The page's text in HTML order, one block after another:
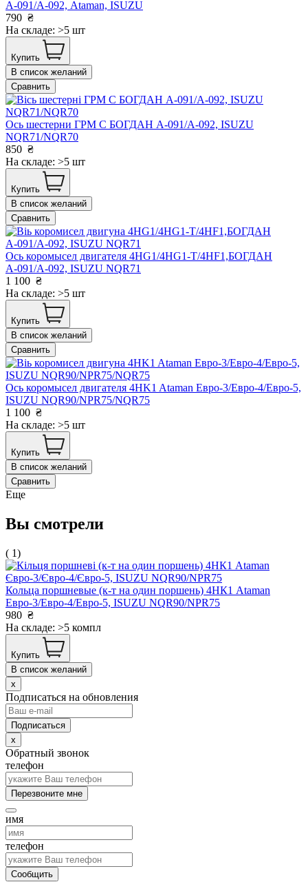
А-091/А-092, Ataman, ISUZU
790 ₴
На складе: >5 шт
Купить
В список желаний
Сравнить
Ось шестерни ГРМ С БОГДАН А-091/А-092, ISUZU
NQR71/NQR70
850 ₴
На складе: >5 шт
Купить
В список желаний
Сравнить
Ось коромысел двигателя 4HG1/4HG1-T/4HF1,БОГДАН
А-091/А-092, ISUZU NQR71
1 100 ₴
На складе: >5 шт
Купить
В список желаний
Сравнить
Ось коромысел двигателя 4HK1 Ataman Евро-3/Евро-4/Евро-5,
ISUZU NQR90/NPR75/NQR75
1 100 ₴
На складе: >5 шт
Купить
В список желаний
Сравнить
Еще
Вы смотрели
( 1)
Кольца поршневые (к-т на один поршень) 4НК1 Ataman
Евро-3/Евро-4/Евро-5, ISUZU NQR90/NPR75
980 ₴
На складе: >5 компл
Купить
В список желаний
x
Подписаться на обновления
x
Обратный звонок
телефон
Перезвоните мне
имя
телефон
Сообщить